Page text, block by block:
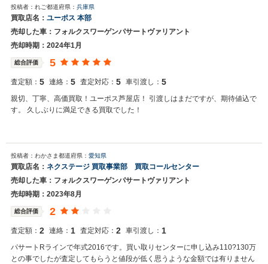
投稿者：れご都道府県： 兵庫県
買取店名： ユーポス 本部
売却した車：フォルクスワーゲンパサートヴァリアント
売却時期：2024年1月
総合評価 5
査定額： 5 連絡： 5 査定対応： 5 車引渡し： 5
親切、丁寧、高価買取！ユーポス芦屋店！ 引渡しはまだですが、期待値込で
す。 久しぶりに満足できる買取でした！
投稿者：わかさま都道府県： 愛知県
買取店名： ネクステージ 買取事業部 買取コールセンター
売却した車：フォルクスワーゲンパサートヴァリアント
売却時期：2023年8月
総合評価 2
査定額： 2 連絡： 1 査定対応： 2 車引渡し： 1
パサートRラインで年式2016です。買い取りセンターに申し込み110?130万
との事でしたが査定してもらうと値段が低く思うような金額では有りません